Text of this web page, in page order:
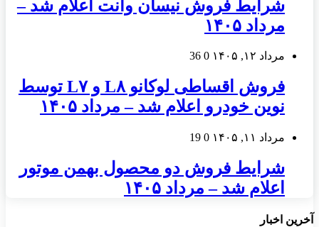
شرایط فروش نیسان وانت اعلام شد –
مرداد ۱۴۰۵
مرداد ۱۲, ۱۴۰۵ 0
36
فروش اقساطی لوکانو L۸ و L۷ توسط
نوین خودرو اعلام شد – مرداد ۱۴۰۵
مرداد ۱۱, ۱۴۰۵ 0
19
شرایط فروش دو محصول بهمن موتور
اعلام شد – مرداد ۱۴۰۵
آخرین اخبار